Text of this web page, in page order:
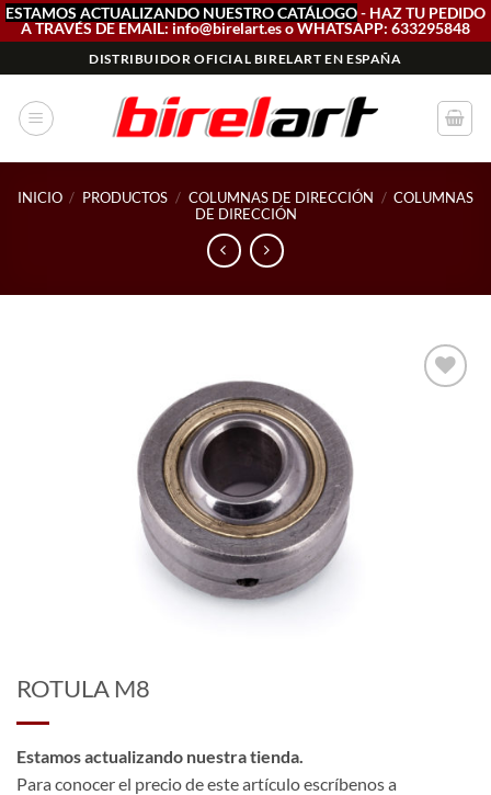
ESTAMOS ACTUALIZANDO NUESTRO CATÁLOGO- HAZ TU PEDIDO
A TRAVÉS DE EMAIL: info@birelart.es o WHATSAPP: 633295848
al
contenido
DISTRIBUIDOR OFICIAL BIRELART EN ESPAÑA
INICIO / PRODUCTOS / COLUMNAS DE DIRECCIÓN / COLUMNAS
DE DIRECCIÓN
ROTULA M8
Estamos actualizando nuestra tienda.
Para conocer el precio de este artículo escríbenos a